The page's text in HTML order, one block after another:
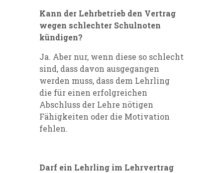
Kann der Lehrbetrieb den Vertrag
wegen schlechter Schulnoten
kündigen?
Ja. Aber nur, wenn diese so schlecht
sind, dass davon ausgegangen
werden muss, dass dem Lehrling
die für einen erfolgreichen
Abschluss der Lehre nötigen
Fähigkeiten oder die Motivation
fehlen.
Darf ein Lehrling im Lehrvertrag